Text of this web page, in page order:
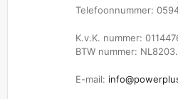
Telefoonnummer:
K.v.K. nummer:
BTW nummer:
E-mail: